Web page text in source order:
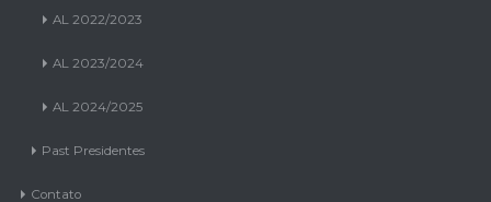
AL 2022/2023
AL 2023/2024
AL 2024/2025
Past Presidentes
Contato